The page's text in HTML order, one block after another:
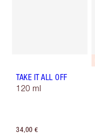
TAKE IT ALL OFF
120 ml
34,00 €